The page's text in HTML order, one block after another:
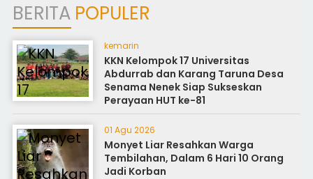
BERITA POPULER
kemarin
KKN Kelompok 17 Universitas
Abdurrab dan Karang Taruna Desa
Senama Nenek Siap Sukseskan
Perayaan HUT ke-81
01 Agu 2026
Monyet Liar Resahkan Warga
Tembilahan, Dalam 6 Hari 10 Orang
Jadi Korban